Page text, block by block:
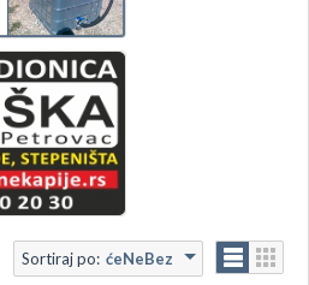
Sortiraj po: ćeNeBez